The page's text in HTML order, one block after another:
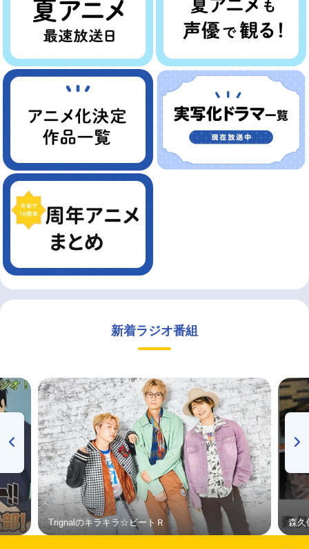
新着ラジオ番組
Trignalのキラキラ☆ビートＲ 森久